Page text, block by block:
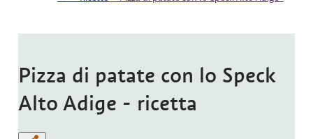
Pizza di patate con lo Speck
Alto Adige - ricetta